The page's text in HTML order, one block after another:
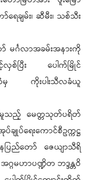
ချမ်း၊ ဆီမီး၊ သစ်သီး
ဂလာအခမ်းအနားကို
စ်ပြီး ပေါက်မြိုင်
မှ ကိုးပါးသီလခံယူ
ာ်မူသည့် မေတ္တသုတ်ပရိတ်
ပ်ရေးကောင်စီဥက္ကဋ္ဌ
ပြည်တော် ဇေယျာသီရိ
ဂမဟာပဏ္ဍိတ ဘဒ္ဒန္တဝိ